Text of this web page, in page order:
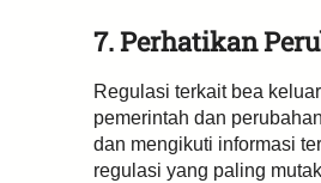
7. Perhatikan
Regulasi terkait bea
pemerintah dan
dan mengikuti informasi
regulasi yang paling